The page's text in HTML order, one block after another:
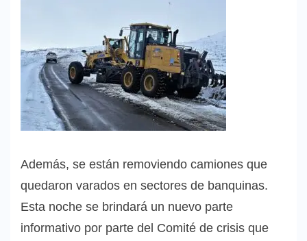
Además, se están removiendo camiones que
quedaron varados en sectores de banquinas.
Esta noche se brindará un nuevo parte
informativo por parte del Comité de crisis que